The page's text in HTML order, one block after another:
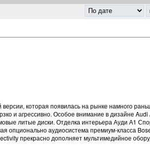
которая появилась на рынке намного
и агрессивно. Особое внимание в дизайне
литые диски. Отделка интерьера Ауди А1
опционально аудиосистема премиум-класса
прекрасно дополняет мультимедийное